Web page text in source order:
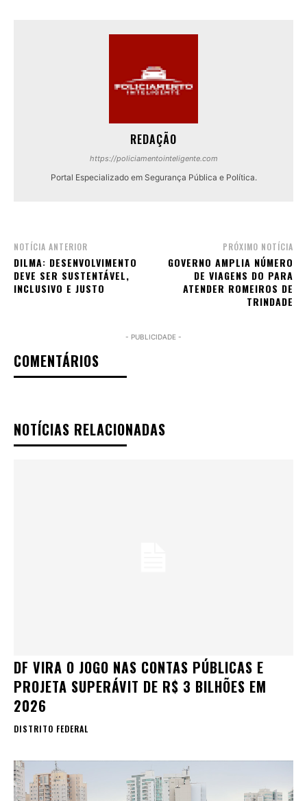
REDAÇÃO
https://policiamentointeligente.com
Portal Especializado em Segurança Pública e Política.
NOTÍCIA ANTERIOR
DILMA: DESENVOLVIMENTO
DEVE SER SUSTENTÁVEL,
INCLUSIVO E JUSTO
PRÓXIMO NOTÍCIA
GOVERNO AMPLIA NÚMERO
DE VIAGENS DO PARA
ATENDER ROMEIROS DE
TRINDADE
- PUBLICIDADE -
COMENTÁRIOS
NOTÍCIAS RELACIONADAS
DF VIRA O JOGO NAS CONTAS PÚBLICAS E
PROJETA SUPERÁVIT DE R$ 3 BILHÕES EM
2026
DISTRITO FEDERAL